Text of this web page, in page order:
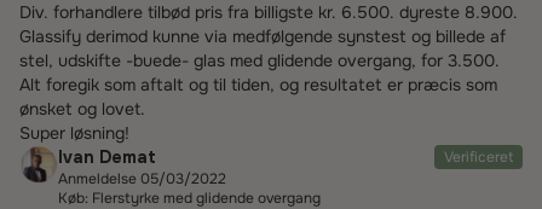
Div. forhandlere tilbød pris fra billigste kr. 6.500. dyreste 8.900.
Glassify derimod kunne via medfølgende synstest og billede af
stel, udskifte -buede- glas med glidende overgang, for 3.500.
Alt foregik som aftalt og til tiden, og resultatet er præcis som
ønsket og lovet.
Super løsning!
Ivan Demat
Verificeret
Anmeldelse 05/03/2022
Køb: Flerstyrke med glidende overgang